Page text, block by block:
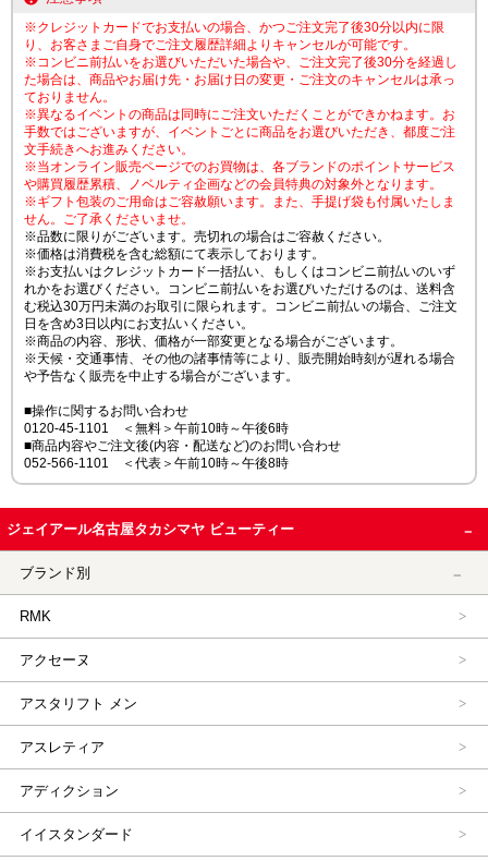
※クレジットカードでお支払いの場合、かつご注文完了後30分以内に限
り、お客さまご自身でご注文履歴詳細よりキャンセルが可能です。
※コンビニ前払いをお選びいただいた場合や、ご注文完了後30分を経過し
た場合は、商品やお届け先・お届け日の変更・ご注文のキャンセルは承っ
ておりません。
※異なるイベントの商品は同時にご注文いただくことができかねます。お
手数ではございますが、イベントごとに商品をお選びいただき、都度ご注
文手続きへお進みください。
※当オンライン販売ページでのお買物は、各ブランドのポイントサービス
や購買履歴累積、ノベルティ企画などの会員特典の対象外となります。
※ギフト包装のご用命はご容赦願います。また、手提げ袋も付属いたしま
せん。ご了承くださいませ。
※品数に限りがございます。売切れの場合はご容赦ください。
※価格は消費税を含む総額にて表示しております。
※お支払いはクレジットカード一括払い、もしくはコンビニ前払いのいず
れかをお選びください。コンビニ前払いをお選びいただけるのは、送料含
む税込30万円未満のお取引に限られます。コンビニ前払いの場合、ご注文
日を含め3日以内にお支払いください。
※商品の内容、形状、価格が一部変更となる場合がございます。
※天候・交通事情、その他の諸事情等により、販売開始時刻が遅れる場合
や予告なく販売を中止する場合がございます。
■操作に関するお問い合わせ
0120-45-1101 ＜無料＞午前10時～午後6時
■商品内容やご注文後(内容・配送など)のお問い合わせ
052-566-1101 ＜代表＞午前10時～午後8時
ジェイアール名古屋タカシマヤ ビューティー
ブランド別
RMK
アクセーヌ
アスタリフト メン
アスレティア
アディクション
イイスタンダード